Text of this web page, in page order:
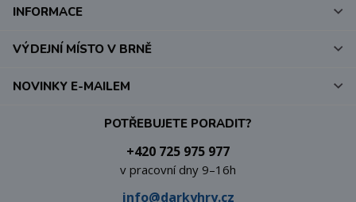
INFORMACE
VÝDEJNÍ MÍSTO V BRNĚ
POTŘEBUJETE PORADIT?
+420 725 975 977
v pracovní dny 9–16h
info@darkyhry.cz
NOVINKY E-MAILEM